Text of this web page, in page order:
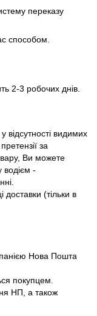
переказу
способом.
2-3 робочих днів.
відсутності видимих
за
Ви можете
водієм -
доставки (тільки в
Нова Пошта
покупцем.
НП, а також